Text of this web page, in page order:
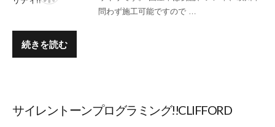
問わず施工可能ですので …
続きを読む
サイレントーンプログラミング!!CLIFFORD